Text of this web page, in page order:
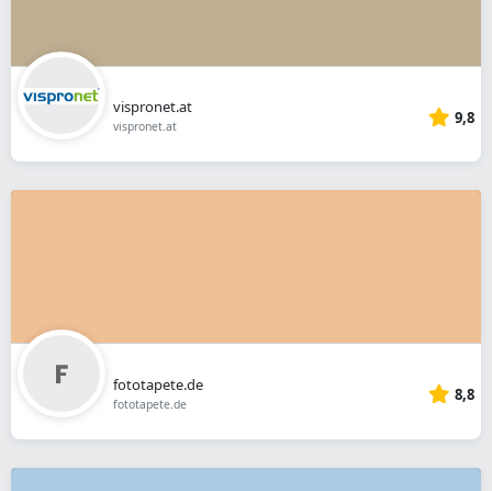
vispronet.at
vispronet.at 9,8
fototapete.de
fototapete.de 8,8